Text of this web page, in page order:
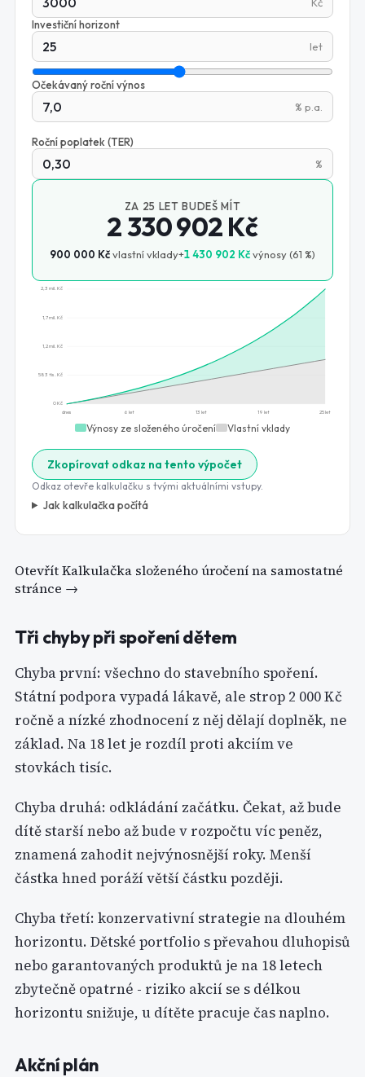
Investiční horizont
let
Očekávaný roční výnos
% p.a.
Roční poplatek (TER)
%
ZA 25 LET BUDEŠ MÍT
2 330 902 Kč
900 000 Kčvlastní vklady+1 430 902 Kčvýnosy (61 %)
0 Kč
583 tis. Kč
1,2 mil. Kč
1,7 mil. Kč
2,3 mil. Kč
dnes 6 let 13 let 19 let 25 let
Výnosy ze složeného úročení Vlastní vklady
Zkopírovat odkaz na tento výpočet
Odkaz otevře kalkulačku s tvými aktuálními vstupy.
Jak kalkulačka počítá
OtevřítKalkulačka složeného úročenína samostatné
stránce →
Tři chyby při spoření dětem
Chyba první: všechno do stavebního spoření.
Státní podpora vypadá lákavě, ale strop 2 000 Kč
ročně a nízké zhodnocení z něj dělají doplněk, ne
základ. Na 18 let je rozdíl proti akciím ve
stovkách tisíc.
Chyba druhá: odkládání začátku. Čekat, až bude
dítě starší nebo až bude v rozpočtu víc peněz,
znamená zahodit nejvýnosnější roky. Menší
částka hned poráží větší částku později.
Chyba třetí: konzervativní strategie na dlouhém
horizontu. Dětské portfolio s převahou dluhopisů
nebo garantovaných produktů je na 18 letech
zbytečně opatrné - riziko akcií se s délkou
horizontu snižuje, u dítěte pracuje čas naplno.
Akční plán